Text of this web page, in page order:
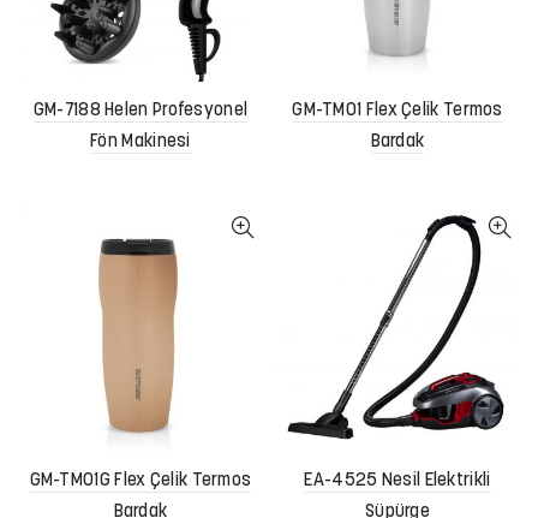
GM-7188 Helen Profesyonel
Fön Makinesi
GM-TM01 Flex Çelik Termos
Bardak
GM-TM01G Flex Çelik Termos
Bardak
EA-4525 Nesil Elektrikli
Süpürge